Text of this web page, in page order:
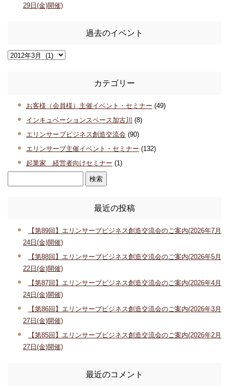
29日(金)開催)
過去のイベント
カテゴリー
お客様（会員様）主催イベント・セミナー (49)
インキュベーションスペース加古川 (8)
エリンサーブビジネス創造交流会 (90)
エリンサーブ主催イベント・セミナー (132)
起業家 経営者向けセミナー (1)
最近の投稿
【第89回】エリンサーブビジネス創造交流会のご案内(2026年7月
24日(金)開催)
【第88回】エリンサーブビジネス創造交流会のご案内(2026年5月
22日(金)開催)
【第87回】エリンサーブビジネス創造交流会のご案内(2026年4月
24日(金)開催)
【第86回】エリンサーブビジネス創造交流会のご案内(2026年3月
27日(金)開催)
【第85回】エリンサーブビジネス創造交流会のご案内(2026年2月
27日(金)開催)
最近のコメント